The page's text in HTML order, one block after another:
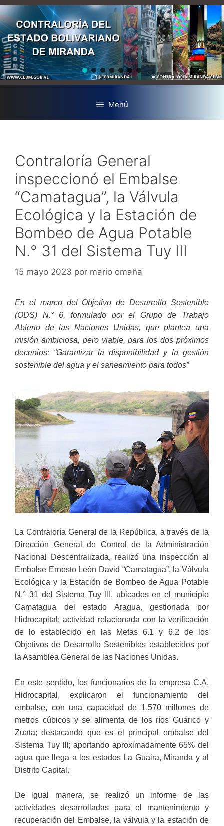
Menú
Contraloría General
inspeccionó el Embalse
“Camatagua”, la Válvula
Ecológica y la Estación de
Bombeo de Agua Potable
N.° 31 del Sistema Tuy III
15 mayo 2023 por mario omaña
En el marco del Objetivo de Desarrollo Sostenible
(ODS) N.° 6, formulado por el Grupo de Trabajo
Abierto de las Naciones Unidas, que plantea una
misión ambiciosa, pero viable, para los dos próximos
decenios: “Garantizar la disponibilidad y la gestión
sostenible del agua y el saneamiento para todos”
La Contraloría General de la República, a través de la
Dirección General de Control de la Administración
Nacional Descentralizada, realizó una inspección al
Embalse Ernesto León David “Camatagua”, la Válvula
Ecológica y la Estación de Bombeo de Agua Potable
N.° 31 del Sistema Tuy III, ubicados en el municipio
Camatagua del estado Aragua, gestionada por
Hidrocapital; actividad relacionada con la verificación
de lo establecido en las Metas 6.1 y 6.2 de los
Objetivos de Desarrollo Sostenibles establecidos por
la Asamblea General de las Naciones Unidas.
En este sentido, los funcionarios de la empresa C.A.
Hidrocapital, explicaron el funcionamiento del
embalse, con una capacidad de 1.570 millones de
metros cúbicos y se alimenta de los ríos Guárico y
Zuata; destacando que es el principal embalse del
Sistema Tuy III; aportando aproximadamente 65% del
agua que llega a los estados La Guaira, Miranda y al
Distrito Capital.
De igual manera, se realizó un informe de las
actividades desarrolladas para el mantenimiento y
recuperación del Embalse, la válvula y la estación de